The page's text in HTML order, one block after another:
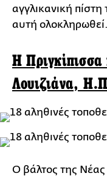
αγγλικανική
αυτή ολοκληρωθεί.
Η
Λουιζιάνα,
Ο βάλτος της Νέας